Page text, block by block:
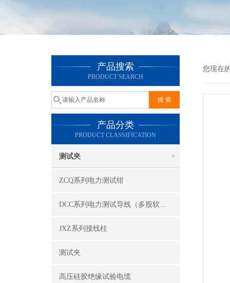
产品搜索
PRODUCT SEARCH
产品分类
PRODUCT CLASSIFICATION
测试夹
ZCQ系列电力测试钳
DCC系列电力测试导线（多股软线）
JXZ系列接线柱
测试夹
高压硅胶绝缘试验电缆
您现在